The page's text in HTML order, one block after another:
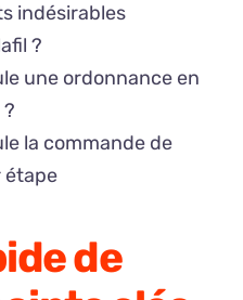
indésirables
?
une ordonnance en
la commande de
étape
de